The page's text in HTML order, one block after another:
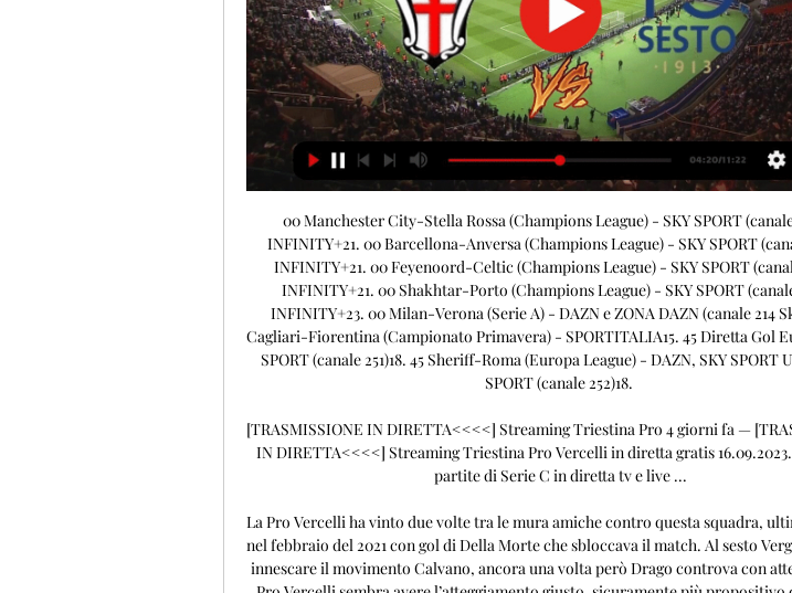
00 Manchester City-Stella Rossa (Champions League) - SKY SPORT (canale 254) e INFINITY+21. 00 Barcellona-Anversa (Champions League) - SKY SPORT (canale 255) e INFINITY+21. 00 Feyenoord-Celtic (Champions League) - SKY SPORT (canale 256) e INFINITY+21. 00 Shakhtar-Porto (Champions League) - SKY SPORT (canale 257) e INFINITY+23. 00 Milan-Verona (Serie A) - DAZN e ZONA DAZN (canale 214 Sky)15. 00 Cagliari-Fiorentina (Campionato Primavera) - SPORTITALIA15. 45 Diretta Gol Europa - SKY SPORT (canale 251)18. 45 Sheriff-Roma (Europa League) - DAZN, SKY SPORT UNO e SKY SPORT (canale 252)18. 

[TRASMISSIONE IN DIRETTA<<<<] Streaming Triestina Pro 4 giorni fa — [TRASMISSIONE IN DIRETTA<<<<] Streaming Triestina Pro Vercelli in diretta gratis 16.09.2023. Guarda le partite di Serie C in diretta tv e live ...

La Pro Vercelli ha vinto due volte tra le mura amiche contro questa squadra, ultima sfida 3-0 nel febbraio del 2021 con gol di Della Morte che sbloccava il match. Al sesto Vergara cerca di innescare il movimento Calvano, ancora una volta però Drago controva con attenzione. La Pro Vercelli sembra avere l’atteggiamento giusto, sicuramente più propositivo del Renate che si fa finalmente vedere negli ultimi metri attorno al tredicesimo. In quest’occasione Possenti e Squizzato provano a dialogare ma non si intendono e una potenziale occasione svanisce in un nulla di fatto. (Aggiornamento di Jacopo D’Antuono) SI GIOCA Per la diretta di Renate Pro Vercelli in questo prepartita soffermiamoci anche sui numeri delle due squadre dando uno sguardo alla classifica. I nerazzurri sono al momento sopra, bravi a rialzarsi dopo un momento difficile con due vittorie e un pareggio. I punti sono 34 a fronte di 9 vittorie, 7 pareggi e 5 sconfitte. 

[[[Guardare la tv]]'''] Oggi Pro Sesto Fiorenzuola in dirett Qui di seguito gli incontri che andranno in onda: Albinoleffe – Lecco (Eleven) Novara – Vicenza (Eleven; Diretta integrale su Sky) Pro Patria – Pro Vercelli ( ...

[CALCIO-] Fermana Recanatese diretta gratis 19/09/2023 CalciCalcio - Italia: Recanatese risultati in tempo reale, risultati finali, calendario, classifiche, dettaglio delle partite con marcatori, cartellini gialli e... Tutte le partite si possono vedere in streaming anche su NowTv Abbonati qui a Now-Tv: tutta la Serie C in diretta streaming RaiSport trasmette una partita in chiaro ogni settimana: controlla il palinsesto sulla Guida Tv di Virgilio Sport Le partite di oggi: Martedì 19 Settembre 2023 Ora Partita girone 18:30 Arezzo – Olbia B 18:30 Fermana – Recanatese B 18:30 Lucchese – Gubbio B 18:30 Pergolettese – Triestina A 18:30 Pineto – Rimini B 18:30 Vis Pesaro – Virtus Entella B 20:45 Cesena – Ancona B 20:45 Juventus NG – SPAL B 20:45 Perugia – Pontedera B 20:45 Sestri Levante – Pescara B Le partite di domani: Mercoledì 20 Settembre 2023 Ora Partita girone 18:30 Albinoleffe – Pro Patria A 18:30 Arzignano Valchiampo – Alessandria A 18:30 Lumezzane – Fiorenzuola A 18:30 Pro Vercelli – Pro Sesto A 18:30 Torres – Carrarese B 18:30 Trento – Legnago Salus A 20:45 Giana Erminio – Mantova A 20:45 Padova – Novara A 20:45 Renate – Atalanta II A 20:45 Virtus Verona – Vicenza A Le partite di Giovedì 21 Settembre 2023 Ora Partita girone 18:30 Benevento – Taranto C 18:30 Brindisi – Monterosi Tuscia C 18:30 Latina – Casertana C 18:30 Messina – Turris C 18:30 Sorrento – Avellino C 20:45 Crotone – Cerignola C 20:45 Foggia – Virtus Francavilla C 20:45 Juve Stabia – Potenza C 20:45 Monopoli – Catania C 20:45 Picerno – Giugliano C Le partite di Sabato 23 Settembre 2023 Ora Partita girone 18:30 Pontedera – Recanatese B 18:30 SPAL – Lucchese B 18:30 Virtus Entella – Arezzo B 20:45 Ancona – Juventus NG B 20:45 Fermana – Cesena B 20:45 Gubbio – Vis Pesaro B 20:45 Rimini – Perugia B Le partite di Domenica 24 Settembre 2023 Ora Partita girone 14:00 Alessandria – Lumezzane A 14:00 Fiorenzuola – Trento A 14:00 Novara – Giana Erminio A 14:00 Pro Patria – Triestina A 16:15 Olbia – Carrarese B 16:15 Vicenza – Pergolettese A 18:30 Legnago Salus – Renate A 18:30 Mantova – Albinoleffe A 18:30 Padova – Virtus Verona A 18:30 Pro Sesto – Arzignano Valchiampo A 18:30 Sestri Levante – Torres B 20:45 Atalanta II – Pro Vercelli A 20:45 Avellino – Monopoli C 20:45 Crotone – Sorrento C 20:45 Potenza – Casertana C 20:45 Virtus Francavilla – Messina C Le partite di Lunedì 25 Settembre 2023 Ora Partita girone 20:45 Brindisi – Benevento C 20:45 Catania – Foggia C 20:45 Cerignola – Juve Stabia C 20:45 Giugliano – Latina C 20:45 Monterosi Tuscia – Taranto C 20:45 Turris – Picerno C Calendario completo della Serie C 2023-24 Classifiche dei tre gironi della Serie C 2023-24 Italiaonline presenta prodotti e servizi che possono essere acquistati online su Amazon e/o su altri e-commerce. 

30 Gremio-Palmeiras (Brasileirão) - ONEFOOTBALL e MOLA16. 00 Monza-Genoa (Campionato Primavera) - SPORTITALIA18. 00 Verona-Bologna (Campionato Primavera) - SPORTITALIA18. 30 Salernitana-Frosinone (Serie A) - DAZN e ZONA DAZN (canale 214 Sky)19. 30 Svizzera-Italia (Nations League femminile) - RAI SPORT20. 00 Go Ahea Eagles-Fortuna Sittard (Eredivisie) - MOLA20. 00 Al Nassr-Al Ahli (Saudi Pro League) - LA7D20. 

A dieci dal termine Anghileri si rivela decisivo con un intervento perfetto a chiudere su Arrighini. In pieno recupero, quindi, i nerazzurri devono sudare le cosiddette sette camicie per uscirne indenni: al novantatreesimo Iotti la butta dentro l’area della squadra di casa, ma i difensori nerazzurri riescono a sventare il potenziale pericolo. Ultimo squillo al novantacinquesimo minuto, sul cross di Febbrasio che chiama Cristini all’intervento a respingere. [GUARDA IN DIRETTA!! ] Lecco-Pro Vercelli diretta gratis 22 a 22 apr 2023 — ((STREAMING)) Oggi Taranto — Latina diretta tv 5 febbraio 2023 7 giorni fa — DIRETTA INTEGRALE E DIRETTA GOL SU SKY SPORT, DIRETTARenate - Pro Vercelli Dove Guardare in TV? | SquadraEVPFMPSerie C Grp. 

Pro Vercelli vs Pro Sesto | Serie C - Today Gerbi (Pro Sesto)!. Pro Sesto logo. 75'. Gol di G. Comi (Pro Vercelli)!.

Dagli undici metri si presenta Esposito, che non fallisce e di precisione mette dentro l’uno a zero. (Aggiornamento di Jacopo D’Antuono) RITMI BLANDI Abbiamo quasi raggiunto il primo quarto d’ora tra Renate Pro Vercelli e il risultato è sempre fermo sullo zero a zero. Pronti, via e la prima occasione è per la formazione ospite, che prova ad affacciarsi in attacco al secondo minuto: deviazione acrobatica sul primo palo di Calvano e piccolo brivido per il portiere Drago, che vede la palla rotolare a lato. [[Trasmissione in diretta===]] Diretta Juventus U23 - Renate in 22 gen 2023 — Dove vedere Juventus U23-Renate streaming gratis e diretta tv in chiaro Sportitalia? 08 MAG Dopo aver superato Piacenza e Pro VercelliDiretta/ Renate Pro Vercelli (risultato finale 1-0) video: la decide Esposito! DIRETTA RENATE PRO VERCELLI (RISULTATO FINALE 1-0): LA DECIDE UN GOL DI ESPOSITO Si chiude sul risultato di 1-0 la sfida tra Renate Pro Vercelli! I piemontesi tentano fino alla fine di riacciuffare almeno il pareggio, ma ogni tentativo sfuma in un nulla di fatto. 

Guida TV: dove vedere tutto il calcio in diretta TV e streaming 18.30 Pro Vercelli-Pro Sesto (Serie C) - SKY SPORT CALCIO; 18.30 Albinoleffe-Pro Patria (Serie C) - SKY SPORT (canale 255); 18.30 Trento-Legnago (Serie C) ...

🔴[IN DIRETTA] Pro Vercelli - Lecco || Calcio - Partita 23 ago 2023 — Sports are also entertainment and can be watched on television and other media .we provide sports viewing media such as soccer,American football ...

(DIRETTA TV>>) Oggi Perugia-Pontedera in 15 ore fa — [Streaming@@] Oggi Sorrento Audace Cerignola in diretta30 Pro Vercelli-Pro Sesto (Serie C) - SKY SPORT CALCIO18. 30 Albinoleffe-Pro Patria ( ...

Pro Sesto in TV e streaming oggi: orari e canali TV Lo sport in diretta TV e streaming oggi - Partite, orari e canali su TVsportiva. La visione di TVsportiva é quella di essere la guida perfetta per tutti coloro ...

L’attacco ha fatto abbastanza bene con 30 reti fatte mentre la difesa ne ha incassate 25. Dall’altra parte troviamo la Pro Vercelli che viaggia a un punto dai playoff, ma deve fare attenzione al fatto che dietro i playout sono a 3 lunghezze. La squadra è reduce da due sconfitte di fila con 27 punti a fronte di 7 successi, 6 pari e 8 ko. La differenza reti è in equilibrio con le reti fatte e quelle incassate che combaciano e sono 28. Il miglior marcatore della partita è Comi che ha segnato 8 reti, davanti a lui troviamo solo Bruschi della Pro Sesto a 9 reti e Ferrari del Vicenza a 11. Dall’altra parte il migliore è Malotti che di gol ne ha siglati 6. 

30 SPAL-Lucchese (Serie C) - SKY SPORT18. 30 Entella-Arezzo (Serie C) - SKY SPORT MAX20. 00 Almere City-PSV (Eredivisie) - MOLA20. 45 Lazio-Monza (Serie A) - DAZN, SKY SPORT UNO, SKY SPORT CALCIO, SKY SPORT 4K e SKY SPORT (canale 251)20. 45 Ancona-Juventus Next Gen (Serie C) - SKY SPORT20. 45 Fermana-Cesena (Serie C) - SKY SPORT20. 45 Gubbio-Vis Pesaro (Serie C) - SKY SPORT20. 45 Rimini-Perugia (Serie C) - SKY SPORT21. 00 Burnley-Manchester United (Premier League) - SKY SPORT MAX21. 

Streaming Gratis Pro Vercelli-Pro Sesto: dove vedere la 23 ott 2022 —